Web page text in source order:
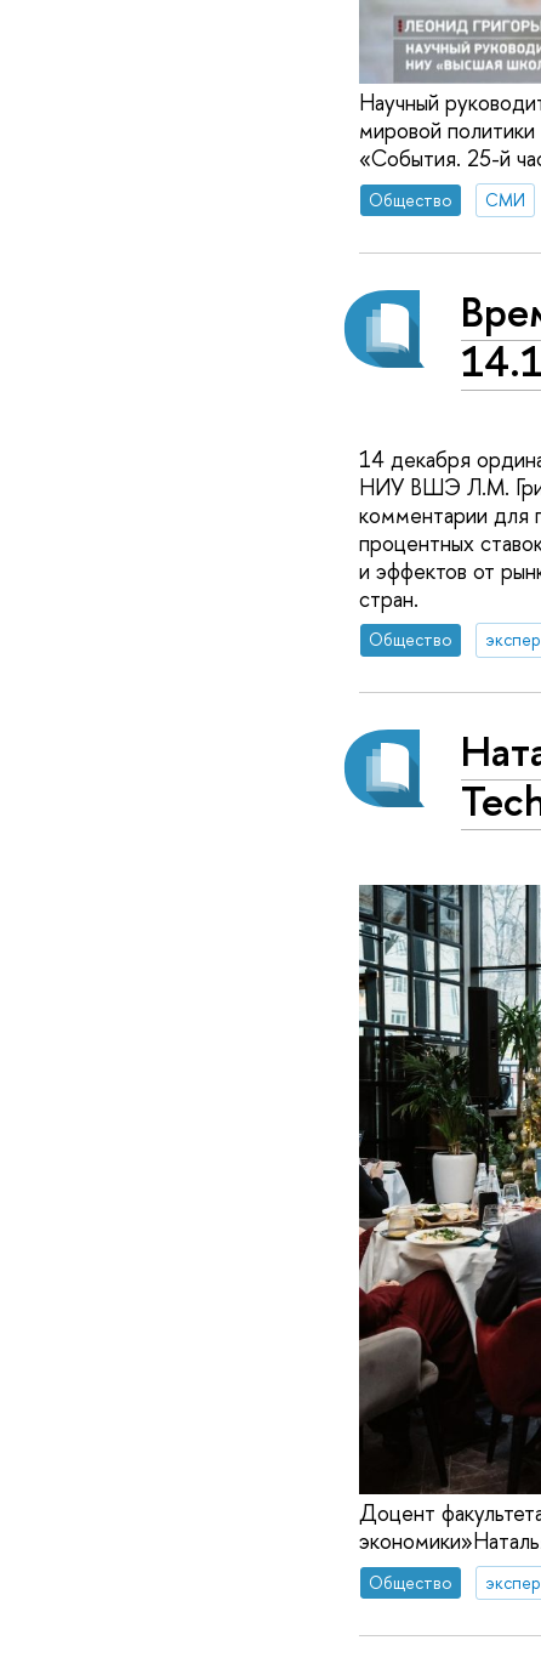
Научный
мировой
«События. 25-й
Общество СМИ
14 декабря
НИУ ВШЭ Л.М.
комментарии для
процентных
и эффектов от
стран.
Общество
Доцент
Общество